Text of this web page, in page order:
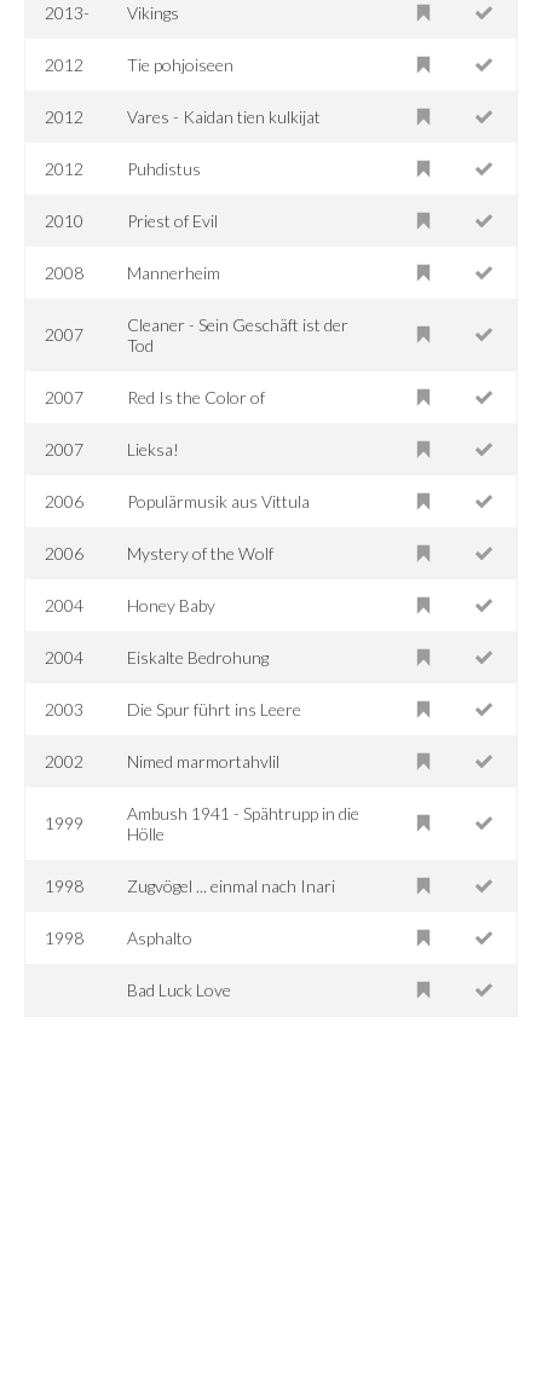
2013- Vikings
2012 Tie pohjoiseen
2012 Vares - Kaidan tien kulkijat
2012 Puhdistus
2010 Priest of Evil
2008 Mannerheim
2007
Cleaner - Sein Geschäft ist der
Tod
2007 Red Is the Color of
2007 Lieksa!
2006 Populärmusik aus Vittula
2006 Mystery of the Wolf
2004 Honey Baby
2004 Eiskalte Bedrohung
2003 Die Spur führt ins Leere
2002 Nimed marmortahvlil
1999
Ambush 1941 - Spähtrupp in die
Hölle
1998 Zugvögel ... einmal nach Inari
1998 Asphalto
Bad Luck Love